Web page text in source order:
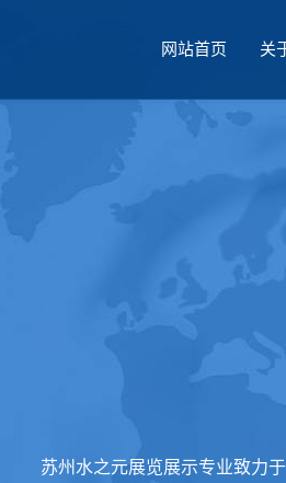
网站首页 关
苏州水之元展览展示专业致力